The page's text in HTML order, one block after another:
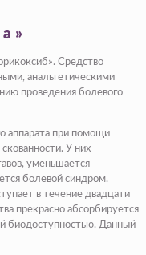
Средство
анальгетическими
проведения болевого
аппарата при помощи
У них
уменьшается
болевой синдром.
в течение двадцати
прекрасно абсорбируется
биодоступностью. Данный